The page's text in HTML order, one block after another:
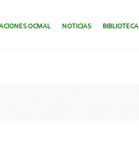
OCMAL NOTICIAS BIBLIOTECA